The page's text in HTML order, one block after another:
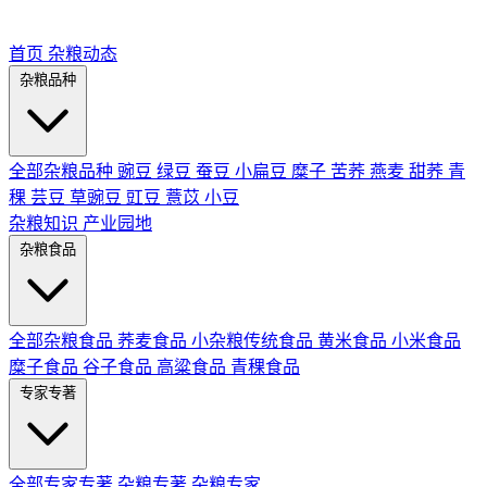
首页 杂粮动态
杂粮品种
全部杂粮品种 豌豆 绿豆 蚕豆 小扁豆 糜子 苦荞 燕麦 甜荞 青
稞 芸豆 草豌豆 豇豆 薏苡 小豆
杂粮知识 产业园地
杂粮食品
全部杂粮食品 荞麦食品 小杂粮传统食品 黄米食品 小米食品
糜子食品 谷子食品 高粱食品 青稞食品
专家专著